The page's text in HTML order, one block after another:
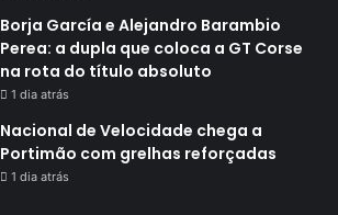
Borja García e Alejandro Barambio
Perea: a dupla que coloca a GT Corse
na rota do título absoluto
1 dia atrás
Nacional de Velocidade chega a
Portimão com grelhas reforçadas
1 dia atrás